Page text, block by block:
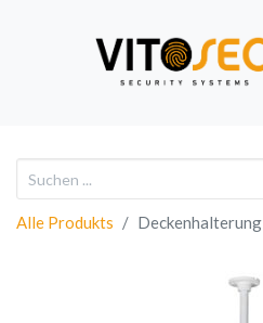
Alle Produkts Deckenhalterung